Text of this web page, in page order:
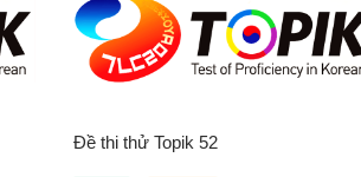
Đề thi thử Topik 52